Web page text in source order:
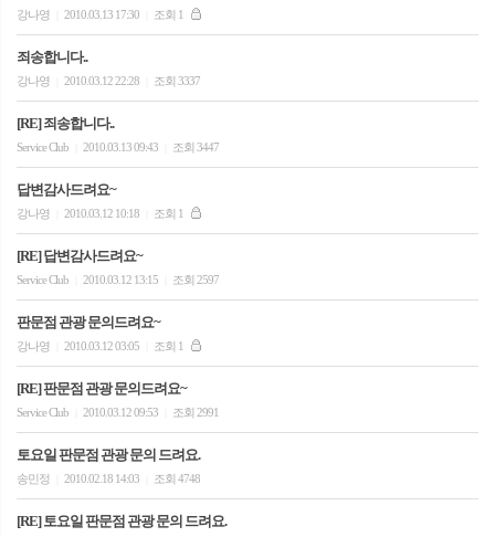
강나영 2010.03.13 17:30 조회 1
죄송합니다..
강나영 2010.03.12 22:28 조회 3337
[RE] 죄송합니다..
Service Club 2010.03.13 09:43 조회 3447
답변감사드려요~
강나영 2010.03.12 10:18 조회 1
[RE] 답변감사드려요~
Service Club 2010.03.12 13:15 조회 2597
판문점 관광 문의드려요~
강나영 2010.03.12 03:05 조회 1
[RE] 판문점 관광 문의드려요~
Service Club 2010.03.12 09:53 조회 2991
토요일 판문점 관광 문의 드려요.
송민정 2010.02.18 14:03 조회 4748
[RE] 토요일 판문점 관광 문의 드려요.